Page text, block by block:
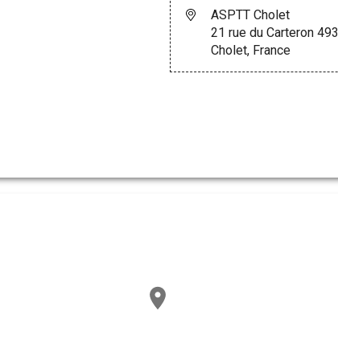
ASPTT Cholet
21 rue du Carteron
Cholet, France